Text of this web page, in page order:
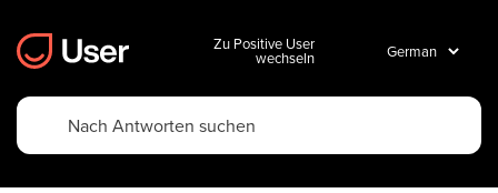
Zu Positive User
wechseln